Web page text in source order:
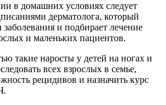
в домашних условиях следует
дерматолога, который
и подбирает лечение
и маленьких пациентов.
такие наросты у детей на ногах и
всех взрослых в семье,
рецидивов и назначить курс